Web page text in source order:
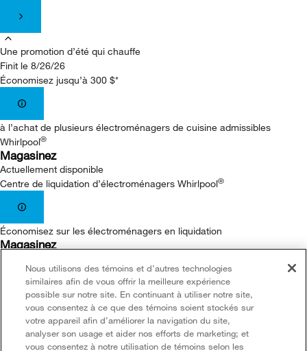
Une promotion d’été qui chauffe
Finit le 8/26/26
Économisez jusqu’à 300 $*
à l’achat de plusieurs électroménagers de cuisine admissibles
Whirlpool®
Magasinez
Actuellement disponible
Centre de liquidation d’électroménagers Whirlpool®
Économisez sur les électroménagers en liquidation
Magasinez
Livraison à domicile gratuite
sur tous les achats de gros électroménagers 649 $ ou plus
Magasinez
Abonnez-vous pour économiser
Nous utilisons des témoins et d’autres technologies
similaires afin de vous offrir la meilleure expérience
possible sur notre site. En continuant à utiliser notre site,
vous consentez à ce que des témoins soient stockés sur
votre appareil afin d’améliorer la navigation du site,
analyser son usage et aider nos efforts de marketing; et
vous consentez à notre utilisation de témoins selon les